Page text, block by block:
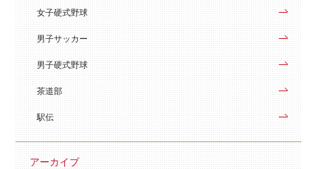
女子硬式野球
男子サッカー
男子硬式野球
茶道部
駅伝
アーカイブ